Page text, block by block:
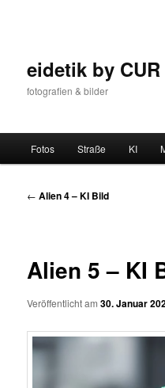
eidetik by CUR
fotografien & bilder
Fotos Straße KI
Beitrags-
← Alien 4 – KI Bild
Alien 5 – KI
Veröffentlicht am30. Januar